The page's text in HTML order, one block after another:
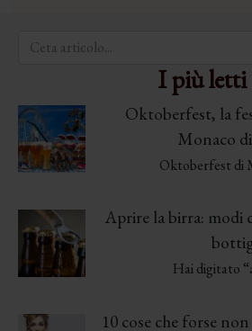
I più letti
Oktoberfest, la
Monaco
Oktoberfest di
Aprire la birra: modi
Hai digitato
10 cose che forse